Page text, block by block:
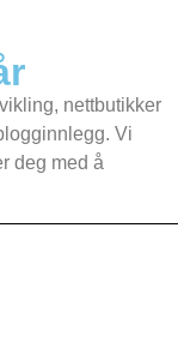
nettbutikker
Vi
deg med å